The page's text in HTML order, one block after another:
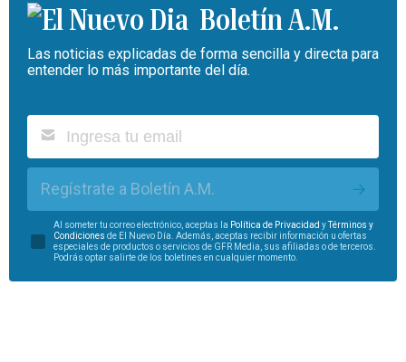
Boletín A.M.
Las noticias explicadas de forma sencilla y directa para
entender lo más importante del día.
Regístrate a Boletín A.M.
Al someter tu correo electrónico, aceptas la Política de Privacidad yTérminos y
Condiciones de El Nuevo Día. Además, aceptas recibir información u ofertas
especiales de productos o servicios de GFR Media, sus afiliadas o de terceros.
Podrás optar salirte de los boletines en cualquier momento.